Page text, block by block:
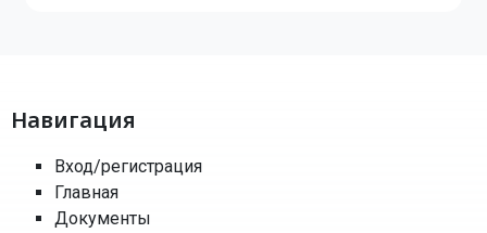
Навигация
Вход/регистрация
Главная
Документы